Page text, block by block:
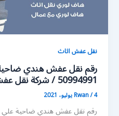
نقل عفش اثاث
رقم نقل عفش هندي
50994991 / شركة نقل عفش أثاث 24 ساعة
Rwan/4 يوليو، 2021
رقم نقل عفش هندي ضاحية علي